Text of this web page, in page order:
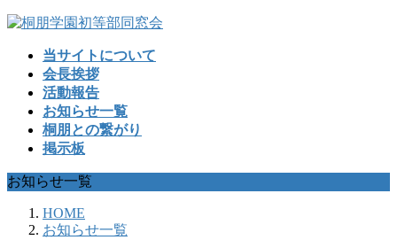
コ
ッ
プ
ナ
移
動
当サイトについて
会長挨拶
活動報告
お知らせ一覧
桐朋との繋がり
掲示板
お知らせ一覧
HOME
お知らせ一覧